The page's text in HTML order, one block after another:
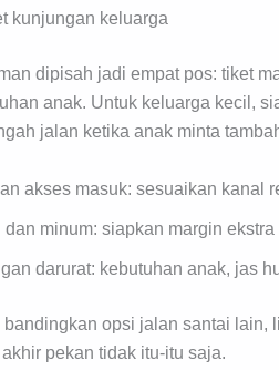
kunjungan keluarga
dipisah jadi empat pos: tiket
anak. Untuk keluarga kecil,
jalan ketika anak minta
akses masuk: sesuaikan kanal
dan minum: siapkan margin
darurat: kebutuhan anak, jas
bandingkan opsi jalan santai lain,
pekan tidak itu-itu saja.